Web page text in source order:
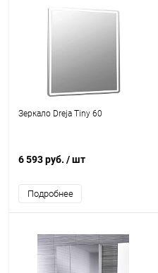
Зеркало Dreja Tiny 60
6 593 руб. / шт
Подробнее